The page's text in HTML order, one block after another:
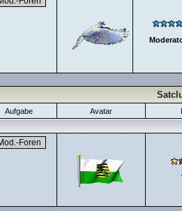
Aufgabe Avatar